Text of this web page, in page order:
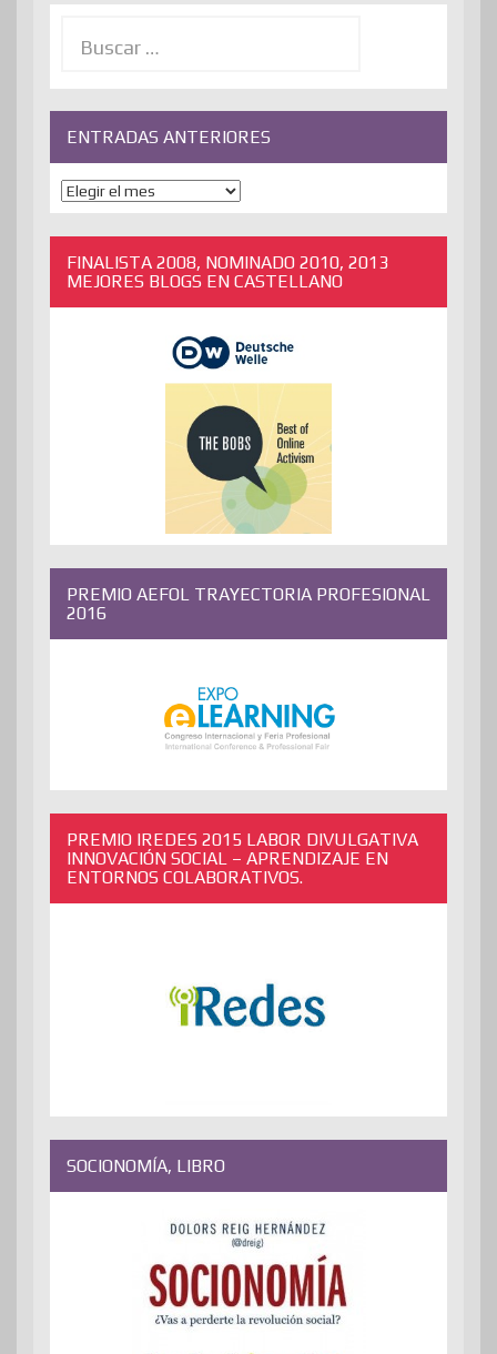
ENTRADAS ANTERIORES
ENTRADAS
ANTERIORES
FINALISTA 2008, NOMINADO 2010, 2013
MEJORES BLOGS EN CASTELLANO
PREMIO AEFOL TRAYECTORIA PROFESIONAL
2016
PREMIO IREDES 2015 LABOR DIVULGATIVA
INNOVACIÓN SOCIAL – APRENDIZAJE EN
ENTORNOS COLABORATIVOS.
SOCIONOMÍA, LIBRO